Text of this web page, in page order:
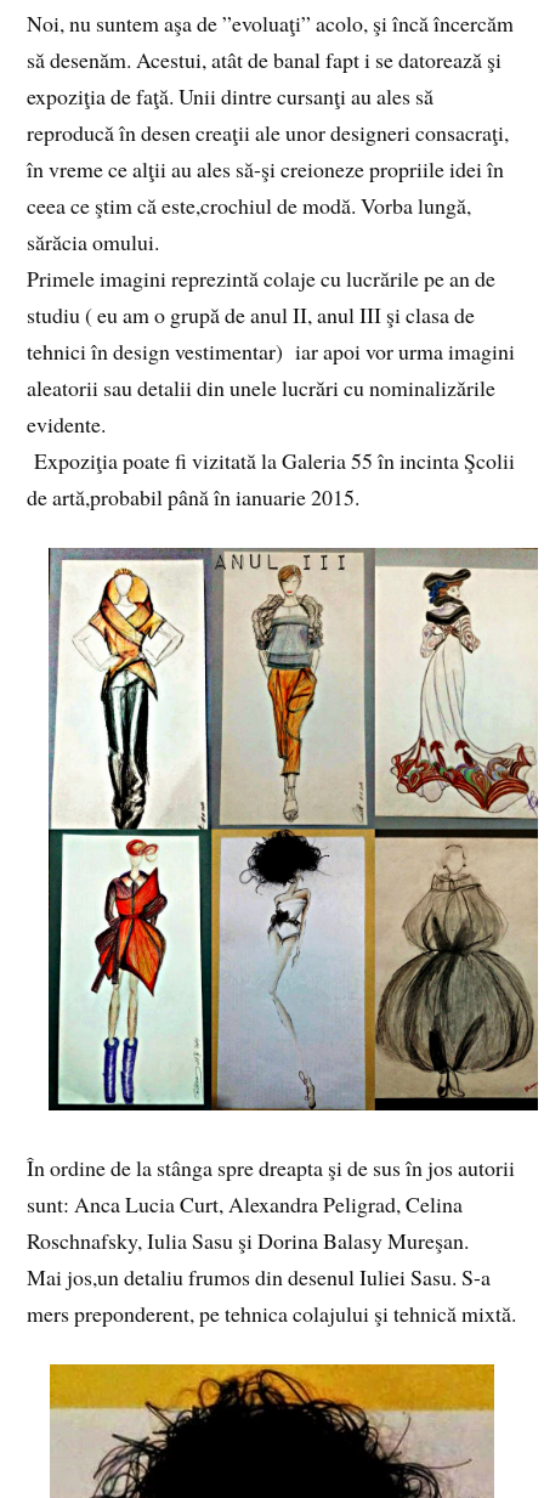
Noi, nu suntem aşa de ”evoluaţi” acolo, şi încă încercăm
să desenăm. Acestui, atât de banal fapt i se datorează şi
expoziţia de faţă. Unii dintre cursanţi au ales să
reproducă în desen creaţii ale unor designeri consacraţi,
în vreme ce alţii au ales să-şi creioneze propriile idei în
ceea ce ştim că este,crochiul de modă. Vorba lungă,
sărăcia omului.
Primele imagini reprezintă colaje cu lucrările pe an de
studiu ( eu am o grupă de anul II, anul III şi clasa de
tehnici în design vestimentar) iar apoi vor urma imagini
aleatorii sau detalii din unele lucrări cu nominalizările
evidente.
Expoziţia poate fi vizitată la Galeria 55 în incinta Şcolii
de artă,probabil până în ianuarie 2015.
În ordine de la stânga spre dreapta şi de sus în jos autorii
sunt: Anca Lucia Curt, Alexandra Peligrad, Celina
Roschnafsky, Iulia Sasu şi Dorina Balasy Mureşan.
Mai jos,un detaliu frumos din desenul Iuliei Sasu. S-a
mers preponderent, pe tehnica colajului şi tehnică mixtă.